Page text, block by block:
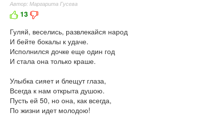
Автор: Маргарита Гусева
13
Гуляй, веселись, развлекайся народ
И бейте бокалы к удаче.
Исполнился дочке еще один год
И стала она только краше.
Улыбка сияет и блещут глаза,
Всегда к нам открыта душою.
Пусть ей 50, но она, как всегда,
По жизни идет молодою!